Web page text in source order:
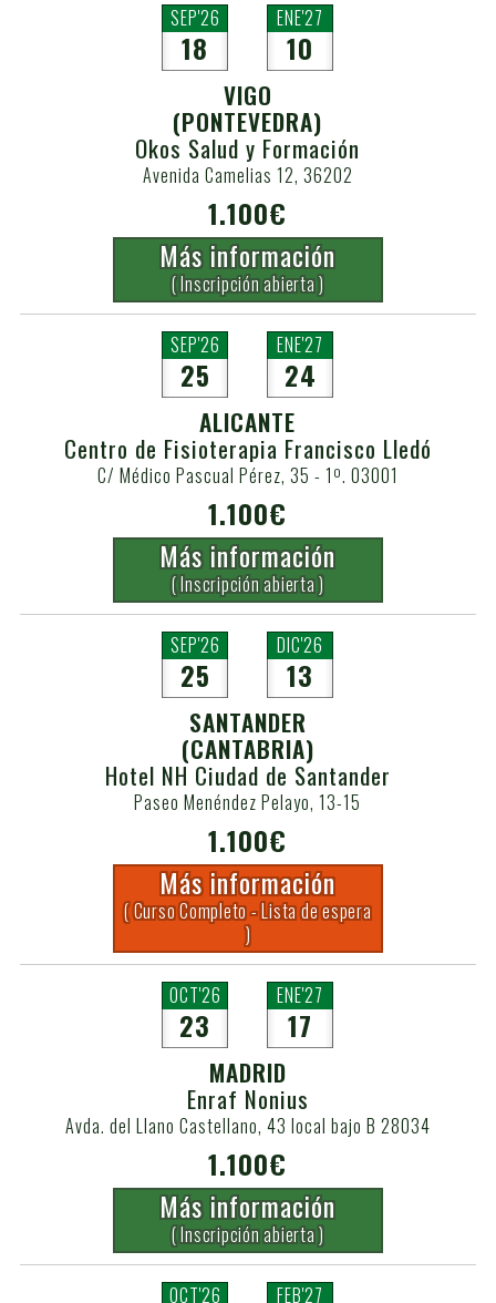
SEP'26
18
ENE'27
10
VIGO
(PONTEVEDRA)
Okos Salud y Formación
Avenida Camelias 12, 36202
1.100€
Más información
( Inscripción abierta )
SEP'26
25
ENE'27
24
ALICANTE
Centro de Fisioterapia Francisco Lledó
C/ Médico Pascual Pérez, 35 - 1º. 03001
1.100€
Más información
( Inscripción abierta )
SEP'26
25
DIC'26
13
SANTANDER
(CANTABRIA)
Hotel NH Ciudad de Santander
Paseo Menéndez Pelayo, 13-15
1.100€
Más información
( Curso Completo - Lista de espera
)
OCT'26
23
ENE'27
17
MADRID
Enraf Nonius
Avda. del Llano Castellano, 43 local bajo B 28034
1.100€
Más información
( Inscripción abierta )
OCT'26 FEB'27